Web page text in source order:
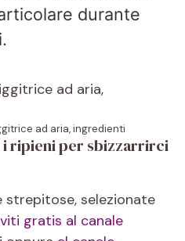
durante
ad aria, ingredienti
ripieni per sbizzarrirci
strepitose, selezionate
gratis al canale